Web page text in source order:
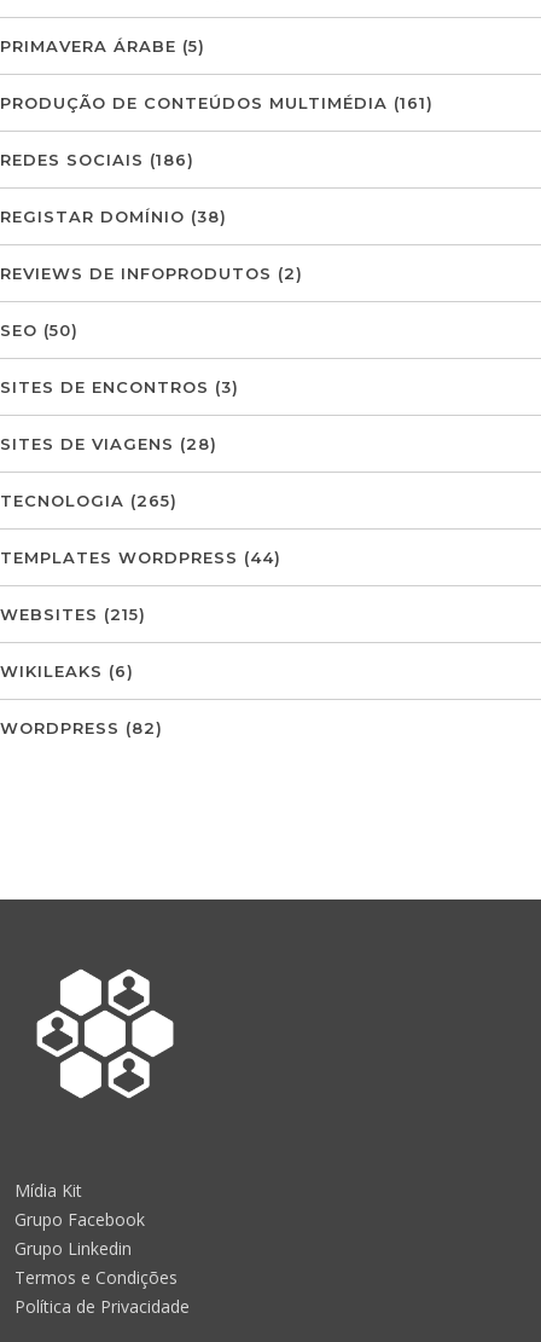
PRIMAVERA ÁRABE (5)
PRODUÇÃO DE CONTEÚDOS MULTIMÉDIA (161)
REDES SOCIAIS (186)
REGISTAR DOMÍNIO (38)
REVIEWS DE INFOPRODUTOS (2)
SEO (50)
SITES DE ENCONTROS (3)
SITES DE VIAGENS (28)
TECNOLOGIA (265)
TEMPLATES WORDPRESS (44)
WEBSITES (215)
WIKILEAKS (6)
WORDPRESS (82)
Mídia Kit
Grupo Facebook
Grupo Linkedin
Termos e Condições
Política de Privacidade